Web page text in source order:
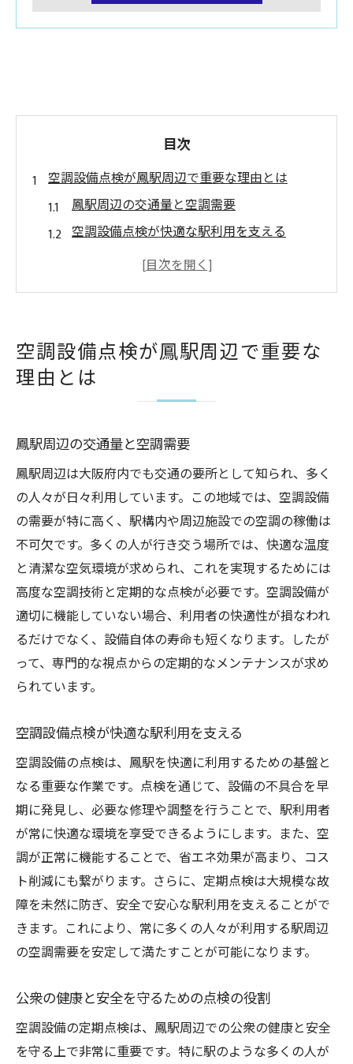
目次
空調設備点検が鳳駅周辺で重要な理由とは
鳳駅周辺の交通量と空調需要
空調設備点検が快適な駅利用を支える
公衆の健康と安全を守るための点検の役割
地域住民へのメリットとコミュニティへの
貢献
技術者の視点から見た点検の重要性
エネルギー効率の向上とコスト削減
利用者満足度の向上に繋がる快適環境
緊急修理を未然に防ぐ予防保全
運用期間中のトラブル最小化
地域の環境保護への貢献
空調設備の最新技術の導入促進
空調設備の定期点検が環境に優しい理由
効率的なエネルギー利用でCO2削減
廃棄物の削減とリサイクルの推進
低環境負荷の冷媒使用の促進
持続可能な社会実現への貢献
環境保護を考慮した技術革新
鳳駅周辺での空調設備点検がもたらす安全性向
上
故障による事故防止のためのチェックポイ
ント
火災や漏電リスクの軽減策
利用者と従業員の安全確保
点検頻度と安全基準遵守の重要性
安全第一主義の実現に向けた取り組み
定期点検で空調設備の効率を最適化する方法
フィルター交換とクリーニングの効果
空調設備点検が鳳駅周辺で重要な
理由とは
鳳駅周辺の交通量と空調需要
鳳駅周辺は大阪府内でも交通の要所として知られ、多く
の人々が日々利用しています。この地域では、空調設備
の需要が特に高く、駅構内や周辺施設での空調の稼働は
不可欠です。多くの人が行き交う場所では、快適な温度
と清潔な空気環境が求められ、これを実現するためには
高度な空調技術と定期的な点検が必要です。空調設備が
適切に機能していない場合、利用者の快適性が損なわれ
るだけでなく、設備自体の寿命も短くなります。したが
って、専門的な視点からの定期的なメンテナンスが求め
られています。
空調設備点検が快適な駅利用を支える
空調設備の点検は、鳳駅を快適に利用するための基盤と
なる重要な作業です。点検を通じて、設備の不具合を早
期に発見し、必要な修理や調整を行うことで、駅利用者
が常に快適な環境を享受できるようにします。また、空
調が正常に機能することで、省エネ効果が高まり、コス
ト削減にも繋がります。さらに、定期点検は大規模な故
障を未然に防ぎ、安全で安心な駅利用を支えることがで
きます。これにより、常に多くの人々が利用する駅周辺
の空調需要を安定して満たすことが可能になります。
公衆の健康と安全を守るための点検の役割
空調設備の定期点検は、鳳駅周辺での公衆の健康と安全
を守る上で非常に重要です。特に駅のような多くの人が